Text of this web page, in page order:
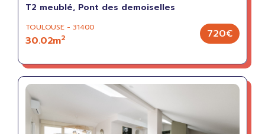
T2 meublé, Pont des demoiselles
TOULOUSE - 31400
30.02m2 720€